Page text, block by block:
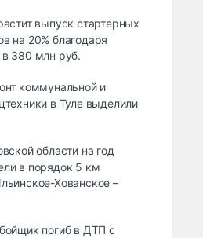
выпуск стартерных
на 20% благодаря
380 млн руб.
коммунальной и
в Туле выделили
области на год
в порядок 5 км
Хованское –
погиб в ДТП с